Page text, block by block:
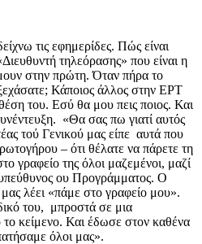
τις εφημερίδες. Πώς είναι
τηλεόρασης» που είναι η
στην πρώτη. Όταν πήρα το
Κάποιος άλλος στην ΕΡΤ
του. Εσύ θα μου πεις ποιος. Και
«Θα σας πω γιατί αυτός
τού Γενικού μας είπε αυτά που
– ότι θέλατε να πάρετε τη
γραφείο της όλοι μαζεμένοι, μαζί
ου Προγράμματος. Ο
λέει «πάμε στο γραφείο μου».
του, μπροστά σε μια
κείμενο. Και έδωσε στον καθένα
όλοι μας».